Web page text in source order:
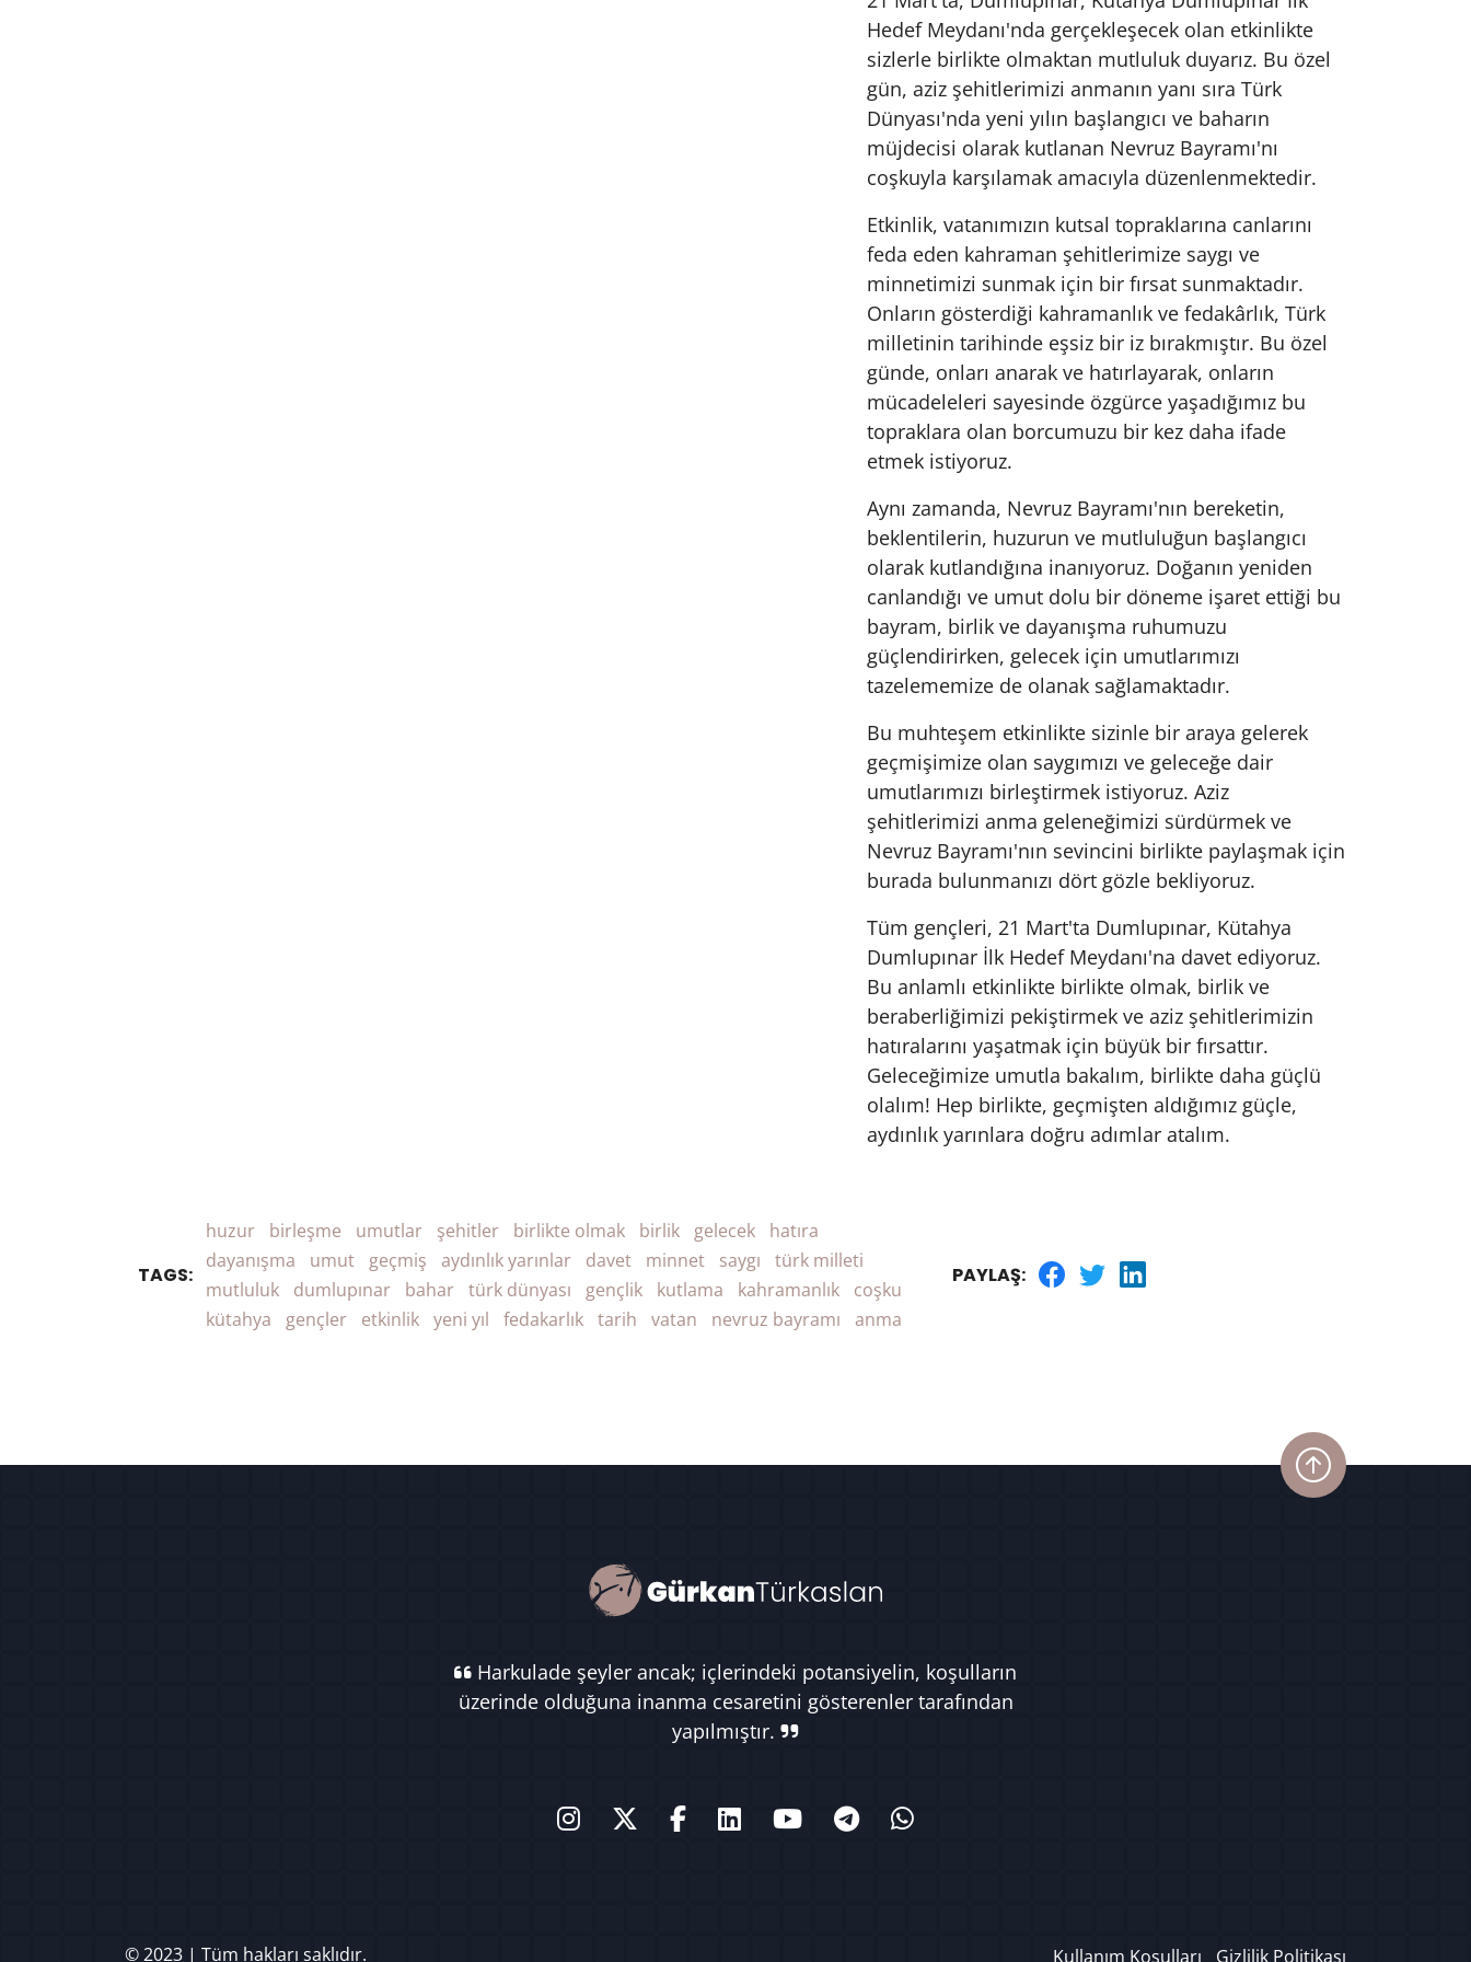
Hedef Meydanı'nda gerçekleşecek olan etkinlikte
sizlerle birlikte olmaktan mutluluk duyarız. Bu özel
gün, aziz şehitlerimizi anmanın yanı sıra Türk
Dünyası'nda yeni yılın başlangıcı ve baharın
müjdecisi olarak kutlanan Nevruz Bayramı'nı
coşkuyla karşılamak amacıyla düzenlenmektedir.
Etkinlik, vatanımızın kutsal topraklarına canlarını
feda eden kahraman şehitlerimize saygı ve
minnetimizi sunmak için bir fırsat sunmaktadır.
Onların gösterdiği kahramanlık ve fedakârlık, Türk
milletinin tarihinde eşsiz bir iz bırakmıştır. Bu özel
günde, onları anarak ve hatırlayarak, onların
mücadeleleri sayesinde özgürce yaşadığımız bu
topraklara olan borcumuzu bir kez daha ifade
etmek istiyoruz.
Aynı zamanda, Nevruz Bayramı'nın bereketin,
beklentilerin, huzurun ve mutluluğun başlangıcı
olarak kutlandığına inanıyoruz. Doğanın yeniden
canlandığı ve umut dolu bir döneme işaret ettiği bu
bayram, birlik ve dayanışma ruhumuzu
güçlendirirken, gelecek için umutlarımızı
tazelememize de olanak sağlamaktadır.
Bu muhteşem etkinlikte sizinle bir araya gelerek
geçmişimize olan saygımızı ve geleceğe dair
umutlarımızı birleştirmek istiyoruz. Aziz
şehitlerimizi anma geleneğimizi sürdürmek ve
Nevruz Bayramı'nın sevincini birlikte paylaşmak için
burada bulunmanızı dört gözle bekliyoruz.
Tüm gençleri, 21 Mart'ta Dumlupınar, Kütahya
Dumlupınar İlk Hedef Meydanı'na davet ediyoruz.
Bu anlamlı etkinlikte birlikte olmak, birlik ve
beraberliğimizi pekiştirmek ve aziz şehitlerimizin
hatıralarını yaşatmak için büyük bir fırsattır.
Geleceğimize umutla bakalım, birlikte daha güçlü
olalım! Hep birlikte, geçmişten aldığımız güçle,
aydınlık yarınlara doğru adımlar atalım.
TAGS:
huzur birleşme umutlar şehitler birlikte olmak birlik gelecek
hatıra
dayanışma
umut geçmiş aydınlık yarınlar davet minnet saygı
türk milleti
mutluluk
dumlupınar bahar türk dünyası gençlik kutlama kahramanlık
coşku
kütahya
gençler etkinlik yeni yıl fedakarlık tarih vatan nevruz bayramı anma
PAYLAŞ:
Harkulade şeyler ancak; içlerindeki potansiyelin, koşulların
üzerinde olduğuna inanma cesaretini gösterenler tarafından
yapılmıştır.
© 2023 | Tüm hakları saklıdır. Kullanım Koşulları Gizlilik Politikası